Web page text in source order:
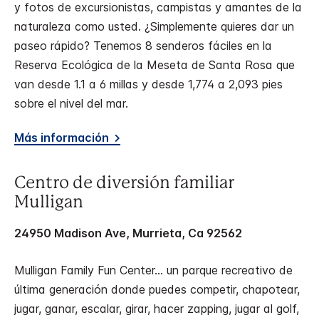
y fotos de excursionistas, campistas y amantes de la
naturaleza como usted. ¿Simplemente quieres dar un
paseo rápido? Tenemos 8 senderos fáciles en la
Reserva Ecológica de la Meseta de Santa Rosa que
van desde 1.1 a 6 millas y desde 1,774 a 2,093 pies
sobre el nivel del mar.
Más información
Centro de diversión familiar
Mulligan
24950 Madison Ave, Murrieta, Ca 92562
Mulligan Family Fun Center… un parque recreativo de
última generación donde puedes competir, chapotear,
jugar, ganar, escalar, girar, hacer zapping, jugar al golf,